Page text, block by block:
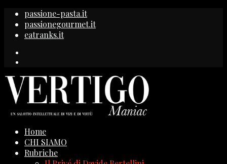
passione-pasta.it
passionegourmet.it
eatranks.it
Home
CHI SIAMO
Rubriche